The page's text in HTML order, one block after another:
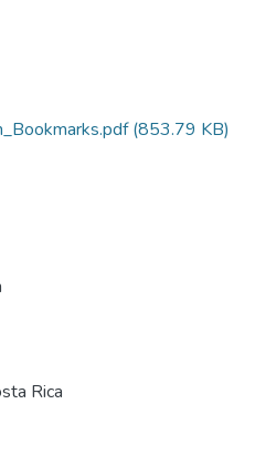
(853.79 KB)
Rica